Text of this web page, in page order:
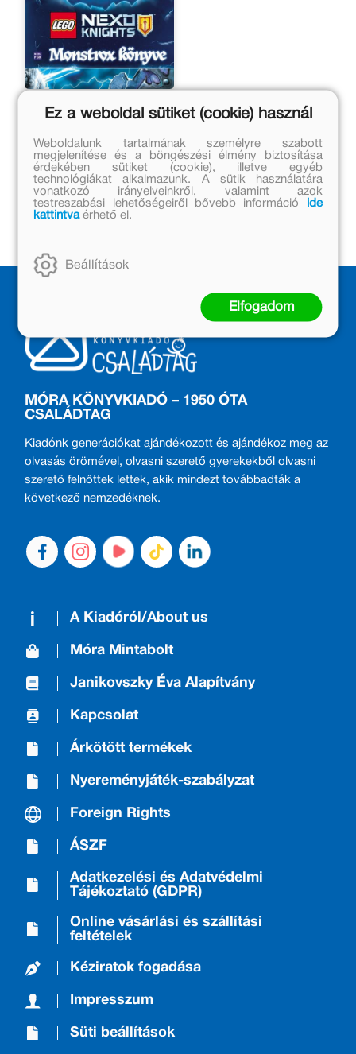
LEGO NEXO KNIGHTS -
Monstrox könyve
Mark Hoffmeier, Paul
Hoffmeier
Eredeti ár:
3 499 Ft
Kedvezményes ár:
MÓRA KÖNYVKIADÓ – 1950 ÓTA
CSALÁDTAG
Kiadónk generációkat ajándékozott és ajándékoz meg az
olvasás örömével, olvasni szerető gyerekekből olvasni
szerető felnőttek lettek, akik mindezt továbbadták a
következő nemzedéknek.
A Kiadóról/About us
Móra Mintabolt
Janikovszky Éva Alapítvány
Kapcsolat
Árkötött termékek
Nyereményjáték-szabályzat
Foreign Rights
ÁSZF
Adatkezelési és Adatvédelmi
Tájékoztató (GDPR)
Online vásárlási és szállítási
feltételek
Kéziratok fogadása
Impresszum
Süti beállítások
Ez a weboldal sütiket (cookie) használ
Weboldalunk tartalmának személyre szabott
megjelenítése és a böngészési élmény biztosítása
érdekében sütiket (cookie), illetve egyéb
technológiákat alkalmazunk. A sütik használatára
vonatkozó irányelveinkről, valamint azok
testreszabási lehetőségeiről bővebb információ
ide
kattintvaérhető el.
Beállítások
Elfogadom